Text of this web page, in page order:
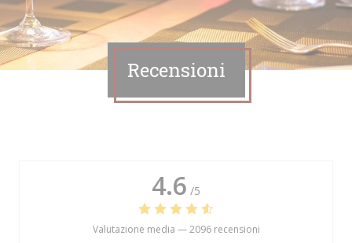
Recensioni
4.6 /5
Valutazione media —2096 recensioni